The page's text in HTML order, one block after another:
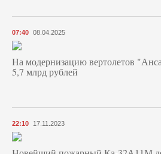
07:40 08.04.2025
На модернизацию вертолетов
5,7 млрд рублей
22:10 17.11.2023